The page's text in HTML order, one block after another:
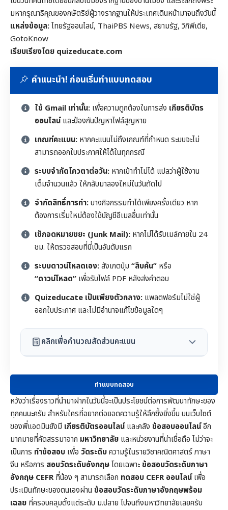
มหากรุณาธิคุณของกษัตริย์ผู้วางรากฐานให้ประเทศเดินหน้ามาจนถึงวันนี้
แหล่งข้อมูล:ไทยรัฐออนไลน์, ThaiPBS News, สยามรัฐ, วิกิพีเดีย,
GotoKnow
เรียบเรียงโดย quizeducate.com
คำแนะนำ! ก่อนเริ่มทำแบบทดสอบ
ใช้ Gmail เท่านั้น: เพื่อความถูกต้องในการส่ง เกียรติบัตร
ออนไลน์และป้องกันปัญหาไฟล์สูญหาย
เกณฑ์คะแนน: หากคะแนนไม่ถึงเกณฑ์ที่กำหนด ระบบจะไม่
สามารถออกใบประกาศให้ได้ในทุกกรณี
ระบบจำกัดโควตาต่อวัน: หากเข้าทำไม่ได้ แปลว่าผู้ใช้งาน
เต็มจำนวนแล้ว ให้กลับมาลองใหม่ในวันถัดไป
จำกัดสิทธิ์การทำ:บางกิจกรรมทำได้เพียงครั้งเดียว หาก
ต้องการเริ่มใหม่ต้องใช้บัญชีอีเมลอื่นเท่านั้น
เช็กจดหมายขยะ (Junk Mail): หากไม่ได้รับเมล์ภายใน 24
ชม. ให้ตรวจสอบที่นี่เป็นอันดับแรก
ระบบดาวน์โหลดเอง:สังเกตปุ่ม “สืบค้น” หรือ
“ดาวน์โหลด” เพื่อรับไฟล์ PDF หลังส่งคำตอบ
Quizeducate เป็นเพียงตัวกลาง: แพลตฟอร์มไม่ใช่ผู้
ออกใบประกาศ และไม่มีอำนาจแก้ไขข้อมูลใดๆ
คลิกเพื่อคำนวณสัดส่วนคะแนน
ทำแบบทดสอบ
หวังว่าเรื่องราวที่นำมาฝากในวันนี้จะเป็นประโยชน์ต่อการพัฒนาทักษะของ
ทุกคนนะครับ สำหรับใครที่อยากต่อยอดความรู้ให้ลึกซึ้งยิ่งขึ้น บนเว็บไซต์
ของพี่แอดมินยังมี เกียรติบัตรออนไลน์และคลัง ข้อสอบออนไลน์อีก
มากมายที่คัดสรรมาจาก มหาวิทยาลัย และหน่วยงานที่น่าเชื่อถือ ไม่ว่าจะ
เป็นการ ทำข้อสอบ เพื่อ วัดระดับความรู้ในรายวิชาคณิตศาสตร์ภาษา
จีน หรือการ สอบวัดระดับอังกฤษโดยเฉพาะข้อสอบวัดระดับภาษา
อังกฤษ CEFRที่น้อง ๆ สามารถเลือก ทดสอบ CEFR ออนไลน์เพื่อ
ประเมินทักษะของตนเองผ่าน ข้อสอบวัดระดับภาษาอังกฤษพร้อม
เฉลย ที่ครอบคลุมตั้งแต่ระดับ ม.ปลาย ไปจนถึงมหาวิทยาลัยเลยครับ